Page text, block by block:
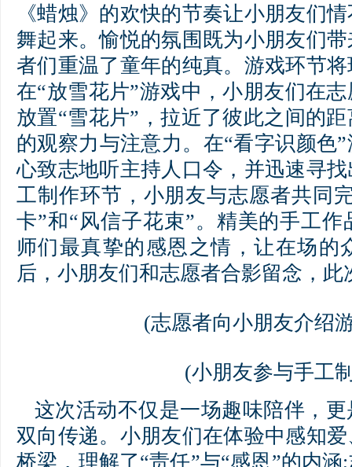
《蜡烛》的欢快的节奏让小朋友们
舞起来。愉悦的氛围既为小朋友们
者们重温了童年的纯真。游戏环节
在“放雪花片”游戏中，小朋友们在
放置“雪花片”，拉近了彼此之间的
的观察力与注意力。在“看字识颜色
心致志地听主持人口令，并迅速寻
工制作环节，小朋友与志愿者共同
卡”和“风信子花束”。精美的手工
师们最真挚的感恩之情，让在场的
后，小朋友们和志愿者合影留念，此
(志愿者向小朋友介绍
(小朋友参与手工
这次活动不仅是一场趣味陪伴，
双向传递。小朋友们在体验中感知
桥梁，理解了“责任”与“感恩”的内